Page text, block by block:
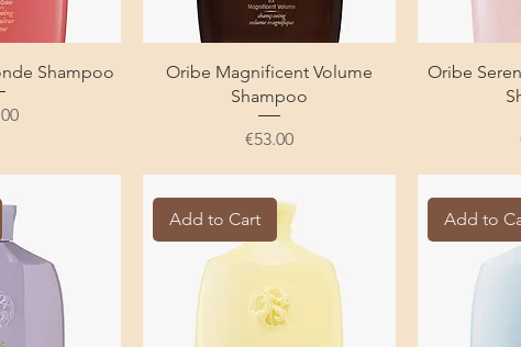
Shampoo
Oribe Magnificent Volume
Shampoo
Price
€53.00
Oribe
Add to Cart Add to